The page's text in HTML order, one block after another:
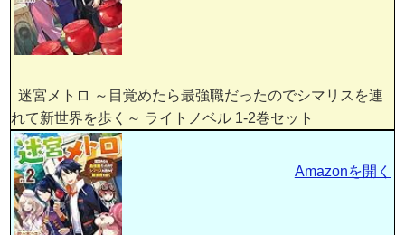
迷宮メトロ ～目覚めたら最強職だったのでシマリスを連
れて新世界を歩く～ ライトノベル 1-2巻セット
Amazonを開く